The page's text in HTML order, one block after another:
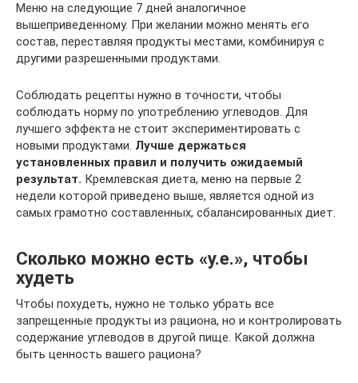
Меню на следующие 7 дней аналогичное
вышеприведенному. При желании можно менять его
состав, переставляя продукты местами, комбинируя с
другими разрешенными продуктами.
Соблюдать рецепты нужно в точности, чтобы
соблюдать норму по употреблению углеводов. Для
лучшего эффекта не стоит экспериментировать с
новыми продуктами. Лучше держаться
установленных правил и получить ожидаемый
результат. Кремлевская диета, меню на первые 2
недели которой приведено выше, является одной из
самых грамотно составленных, сбалансированных диет.
Сколько можно есть «у.е.», чтобы
худеть
Чтобы похудеть, нужно не только убрать все
запрещенные продукты из рациона, но и контролировать
содержание углеводов в другой пище. Какой должна
быть ценность вашего рациона?